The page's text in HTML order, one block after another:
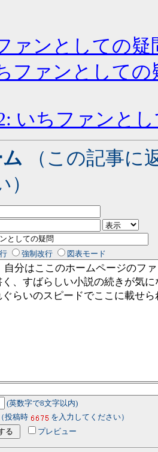
ァンとしての疑
ファンとしての
いちファンと
（この記事に
強制改行 図表モード
(英数字で8文字以内)
（投稿時
を入力してください）
プレビュー